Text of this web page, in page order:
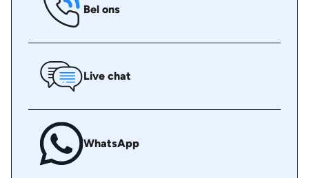
Bel ons
Live chat
WhatsApp